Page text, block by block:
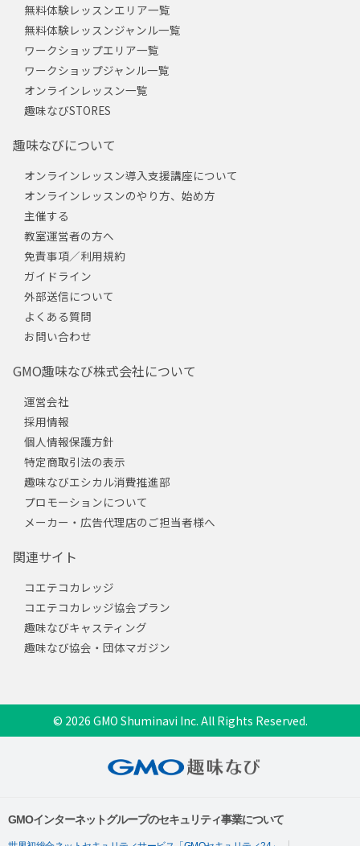
無料体験レッスンエリア一覧
無料体験レッスンジャンル一覧
ワークショップエリア一覧
ワークショップジャンル一覧
オンラインレッスン一覧
趣味なびSTORES
趣味なびについて
オンラインレッスン導入支援講座について
オンラインレッスンのやり方、始め方
主催する
教室運営者の方へ
免責事項／利用規約
ガイドライン
外部送信について
よくある質問
お問い合わせ
GMO趣味なび株式会社について
運営会社
採用情報
個人情報保護方針
特定商取引法の表示
趣味なびエシカル消費推進部
プロモーションについて
メーカー・広告代理店のご担当者様へ
関連サイト
コエテコカレッジ
コエテコカレッジ協会プラン
趣味なびキャスティング
趣味なび協会・団体マガジン
© 2026 GMO Shuminavi Inc. All Rights Reserved.